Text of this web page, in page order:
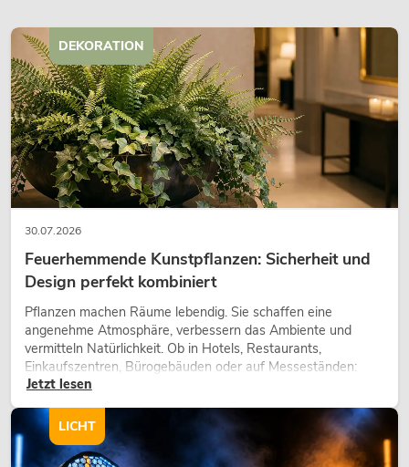
EUROLITE Set LED KLS-3002 +
Controller + STV-40S-WOT Stahlstativ
EUROLITE Set LED KLS-3002 + STV-
40S-WOT Stahlstativ
30.07.2026
Feuerhemmende Kunstpflanzen: Sicherheit und
Design perfekt kombiniert
Pflanzen machen Räume lebendig. Sie schaffen eine
angenehme Atmosphäre, verbessern das Ambiente und
vermitteln Natürlichkeit. Ob in Hotels, Restaurants,
Einkaufszentren, Bürogebäuden oder auf Messeständen:
eine hochwertige Begrünung gehört heute längst zum
Jetzt lesen
DEKORATION
LICHT